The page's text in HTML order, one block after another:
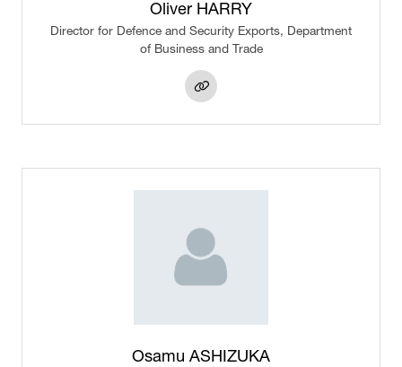
Oliver HARRY
Director for Defence and Security Exports, Department
of Business and Trade
Osamu ASHIZUKA